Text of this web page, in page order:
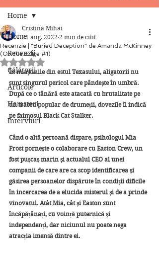
Home
Recenzii
Călătorii
Articole
Hamsteri
Interviuri
Home
Recenzie | "Buried Deception" de Amanda McKinney
(On the Edge #1)
Cristina Mihai
21 aug. 2022 2 min de citit
Evaluat(ă) cu NaN din 5 stele.
În mlaștinile din estul Texasului, aligatorii nu
sunt singurul pericol care pândește în umbră.
După ce o tânără este atacată cu brutalitate pe
un traseu popular de drumeții, dovezile îl indică
pe faimosul Black Cat Stalker.
Când o altă persoană dispare, psihologul Mia
Frost pornește o colaborare cu Easton Crew, un
fost pușcaș marin și actualul CEO al unei
companii de care are ca scop identificarea și
găsirea persoanelor dispărute în condiții dificile
în incercarea de a elucida misterul și de a prinde
vinovatul. Atât Mia, cât și Easton sunt
încăpățânați, cu voință puternică și
independenți, dar niciunul nu poate nega
atracția imensă dintre ei.